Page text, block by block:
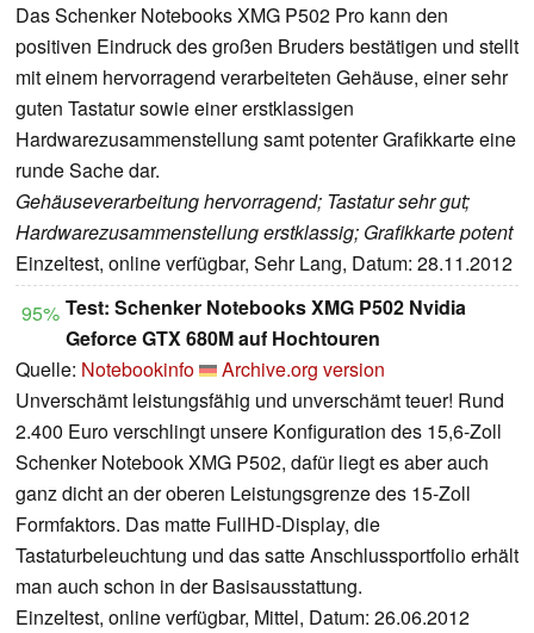
Das Schenker Notebooks XMG P502 Pro kann den
positiven Eindruck des großen Bruders bestätigen und stellt
mit einem hervorragend verarbeiteten Gehäuse, einer sehr
guten Tastatur sowie einer erstklassigen
Hardwarezusammenstellung samt potenter Grafikkarte eine
runde Sache dar.
Gehäuseverarbeitung hervorragend; Tastatur sehr gut;
Hardwarezusammenstellung erstklassig; Grafikkarte potent
Einzeltest, online verfügbar, Sehr Lang, Datum: 28.11.2012
95% Test: Schenker Notebooks XMG P502 Nvidia
Geforce GTX 680M auf Hochtouren
Quelle: Notebookinfo
Archive.org version
Unverschämt leistungsfähig und unverschämt teuer! Rund
2.400 Euro verschlingt unsere Konfiguration des 15,6-Zoll
Schenker Notebook XMG P502, dafür liegt es aber auch
ganz dicht an der oberen Leistungsgrenze des 15-Zoll
Formfaktors. Das matte FullHD-Display, die
Tastaturbeleuchtung und das satte Anschlussportfolio erhält
man auch schon in der Basisausstattung.
Einzeltest, online verfügbar, Mittel, Datum: 26.06.2012